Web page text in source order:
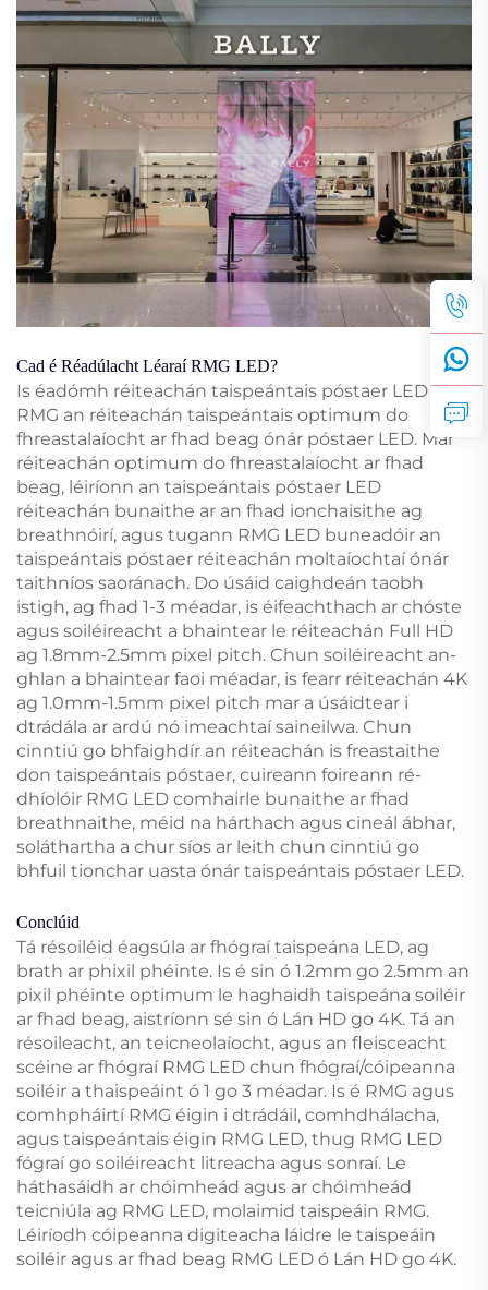
Cad é Réadúlacht Léaraí RMG LED?
Is éadómh réiteachán taispeántais póstaer LED
RMG an réiteachán taispeántais optimum do
fhreastalaíocht ar fhad beag ónár póstaer LED. Mar
réiteachán optimum do fhreastalaíocht ar fhad
beag, léiríonn an taispeántais póstaer LED
réiteachán bunaithe ar an fhad ionchaisithe ag
breathnóirí, agus tugann RMG LED buneadóir an
taispeántais póstaer réiteachán moltaíochtaí ónár
taithníos saoránach. Do úsáid caighdeán taobh
istigh, ag fhad 1-3 méadar, is éifeachthach ar chóste
agus soiléireacht a bhaintear le réiteachán Full HD
ag 1.8mm-2.5mm pixel pitch. Chun soiléireacht an-
ghlan a bhaintear faoi méadar, is fearr réiteachán 4K
ag 1.0mm-1.5mm pixel pitch mar a úsáidtear i
dtrádála ar ardú nó imeachtaí saineilwa. Chun
cinntiú go bhfaighdír an réiteachán is freastaithe
don taispeántais póstaer, cuireann foireann ré-
dhíolóir RMG LED comhairle bunaithe ar fhad
breathnaithe, méid na hárthach agus cineál ábhar,
soláthartha a chur síos ar leith chun cinntiú go
bhfuil tionchar uasta ónár taispeántais póstaer LED.
Conclúid
Tá résoiléid éagsúla ar fhógraí taispeána LED, ag
brath ar phixil phéinte. Is é sin ó 1.2mm go 2.5mm an
pixil phéinte optimum le haghaidh taispeána soiléir
ar fhad beag, aistríonn sé sin ó Lán HD go 4K. Tá an
résoileacht, an teicneolaíocht, agus an fleisceacht
scéine ar fhógraí RMG LED chun fhógraí/cóipeanna
soiléir a thaispeáint ó 1 go 3 méadar. Is é RMG agus
comhpháirtí RMG éigin i dtrádáil, comhdhálacha,
agus taispeántais éigin RMG LED, thug RMG LED
fógraí go soiléireacht litreacha agus sonraí. Le
háthasáidh ar chóimheád agus ar chóimheád
teicniúla ag RMG LED, molaimid taispeáin RMG.
Léiríodh cóipeanna digiteacha láidre le taispeáin
soiléir agus ar fhad beag RMG LED ó Lán HD go 4K.